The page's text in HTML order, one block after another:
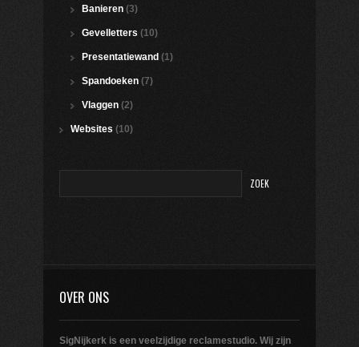
Banieren (3)
Gevelletters (10)
Presentatiewand (1)
Spandoeken (7)
Vlaggen (2)
Websites (10)
OVER ONS
SigNijkerk is een veelzijdige reclamestudio. Wij zijn